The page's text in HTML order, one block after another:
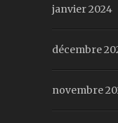
janvier 2024
décembre
novembre